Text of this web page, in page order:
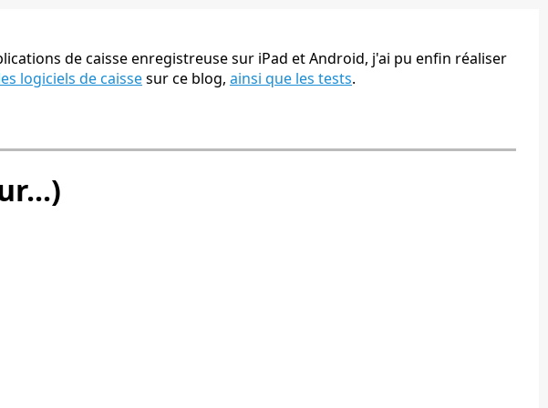
de caisse enregistreuse sur iPad et Android, j'ai pu enfin réaliser
logiciels de caissesur ce blog, ainsi que les tests.